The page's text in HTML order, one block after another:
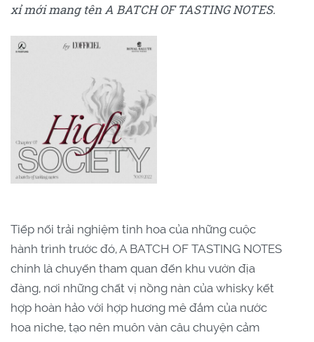
xỉ mới mang tên A BATCH OF TASTING NOTES.
Tiếp nối trải nghiệm tinh hoa của những cuộc
hành trình trước đó, A BATCH OF TASTING NOTES
chính là chuyến tham quan đến khu vườn địa
đàng, nơi những chất vị nồng nàn của whisky kết
hợp hoàn hảo với hợp hương mê đắm của nước
hoa niche, tạo nên muôn vàn câu chuyện cảm